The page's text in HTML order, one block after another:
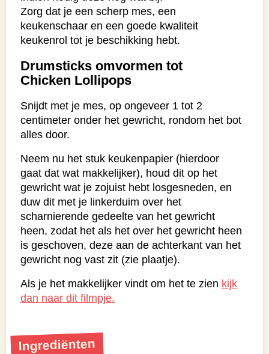
Zorg dat je een scherp mes, een
keukenschaar en een goede kwaliteit
keukenrol tot je beschikking hebt.
Drumsticks omvormen tot
Chicken Lollipops
Snijdt met je mes, op ongeveer 1 tot 2
centimeter onder het gewricht, rondom het bot
alles door.
Neem nu het stuk keukenpapier (hierdoor
gaat dat wat makkelijker), houd dit op het
gewricht wat je zojuist hebt losgesneden, en
duw dit met je linkerduim over het
scharnierende gedeelte van het gewricht
heen, zodat het als het over het gewricht heen
is geschoven, deze aan de achterkant van het
gewricht nog vast zit (zie plaatje).
Als je het makkelijker vindt om het te zien kijk
dan naar dit filmpje.
Ingrediënten